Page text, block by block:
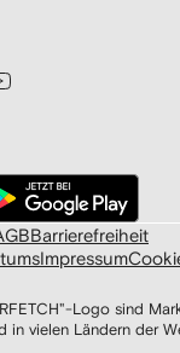
Barrierefreiheit
Impressum
Logo sind
in vielen Ländern der